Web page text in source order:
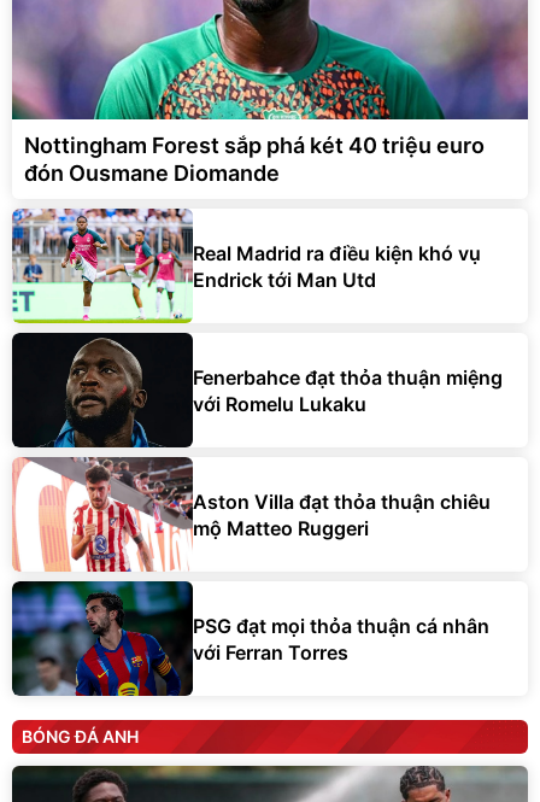
Nottingham Forest sắp phá két 40 triệu euro
đón Ousmane Diomande
Real Madrid ra điều kiện khó vụ
Endrick tới Man Utd
Fenerbahce đạt thỏa thuận miệng
với Romelu Lukaku
Aston Villa đạt thỏa thuận chiêu
mộ Matteo Ruggeri
PSG đạt mọi thỏa thuận cá nhân
với Ferran Torres
BÓNG ĐÁ ANH